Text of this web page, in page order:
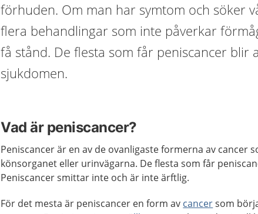
förhuden. Om man har symtom och söker
flera behandlingar som inte påverkar
få stånd. De flesta som får peniscancer blir
sjukdomen.
Vad är peniscancer?
Peniscancer är en av de ovanligaste formerna av cancer
könsorganet eller urinvägarna. De flesta som får
Peniscancer smittar inte och är inte ärftlig.
För det mesta är peniscancer en form av cancersom